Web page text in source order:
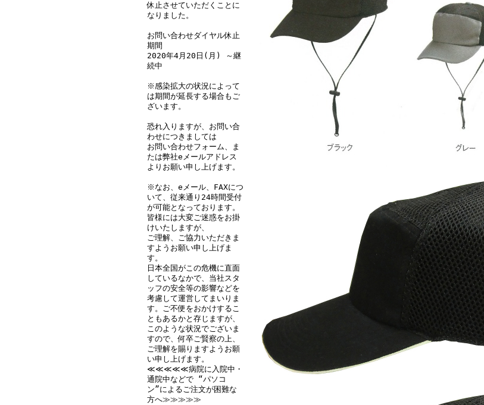
休止させていただくことに
なりました。
お問い合わせダイヤル休止
期間
2020年4月20日(月) ～継
続中
※感染拡大の状況によって
は期間が延長する場合もご
ざいます。
恐れ入りますが、お問い合
わせにつきましては
お問い合わせフォーム、ま
たは弊社eメールアドレス
よりお願い申し上げます。
※なお、eメール、FAXにつ
いて、従来通り24時間受付
が可能となっております。
皆様には大変ご迷惑をお掛
けいたしますが、
ご理解、ご協力いただきま
すようお願い申し上げま
す。
日本全国がこの危機に直面
しているなかで、当社スタ
ッフの安全等の影響などを
考慮して運営してまいりま
す。ご不便をおかけするこ
ともあるかと存じますが、
このような状況でございま
すので、何卒ご賢察の上、
ご理解を賜りますようお願
い申し上げます。
≪≪≪≪≪病院に入院中・
通院中などで “パソコ
ン”によるご注文が困難な
方へ≫≫≫≫≫